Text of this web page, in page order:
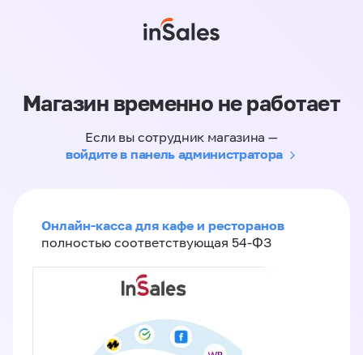
Магазин временно не работает
Если вы сотрудник магазина —
войдите в панель администратора
Онлайн-касса для кафе и ресторанов
полностью соответствующая 54-ФЗ